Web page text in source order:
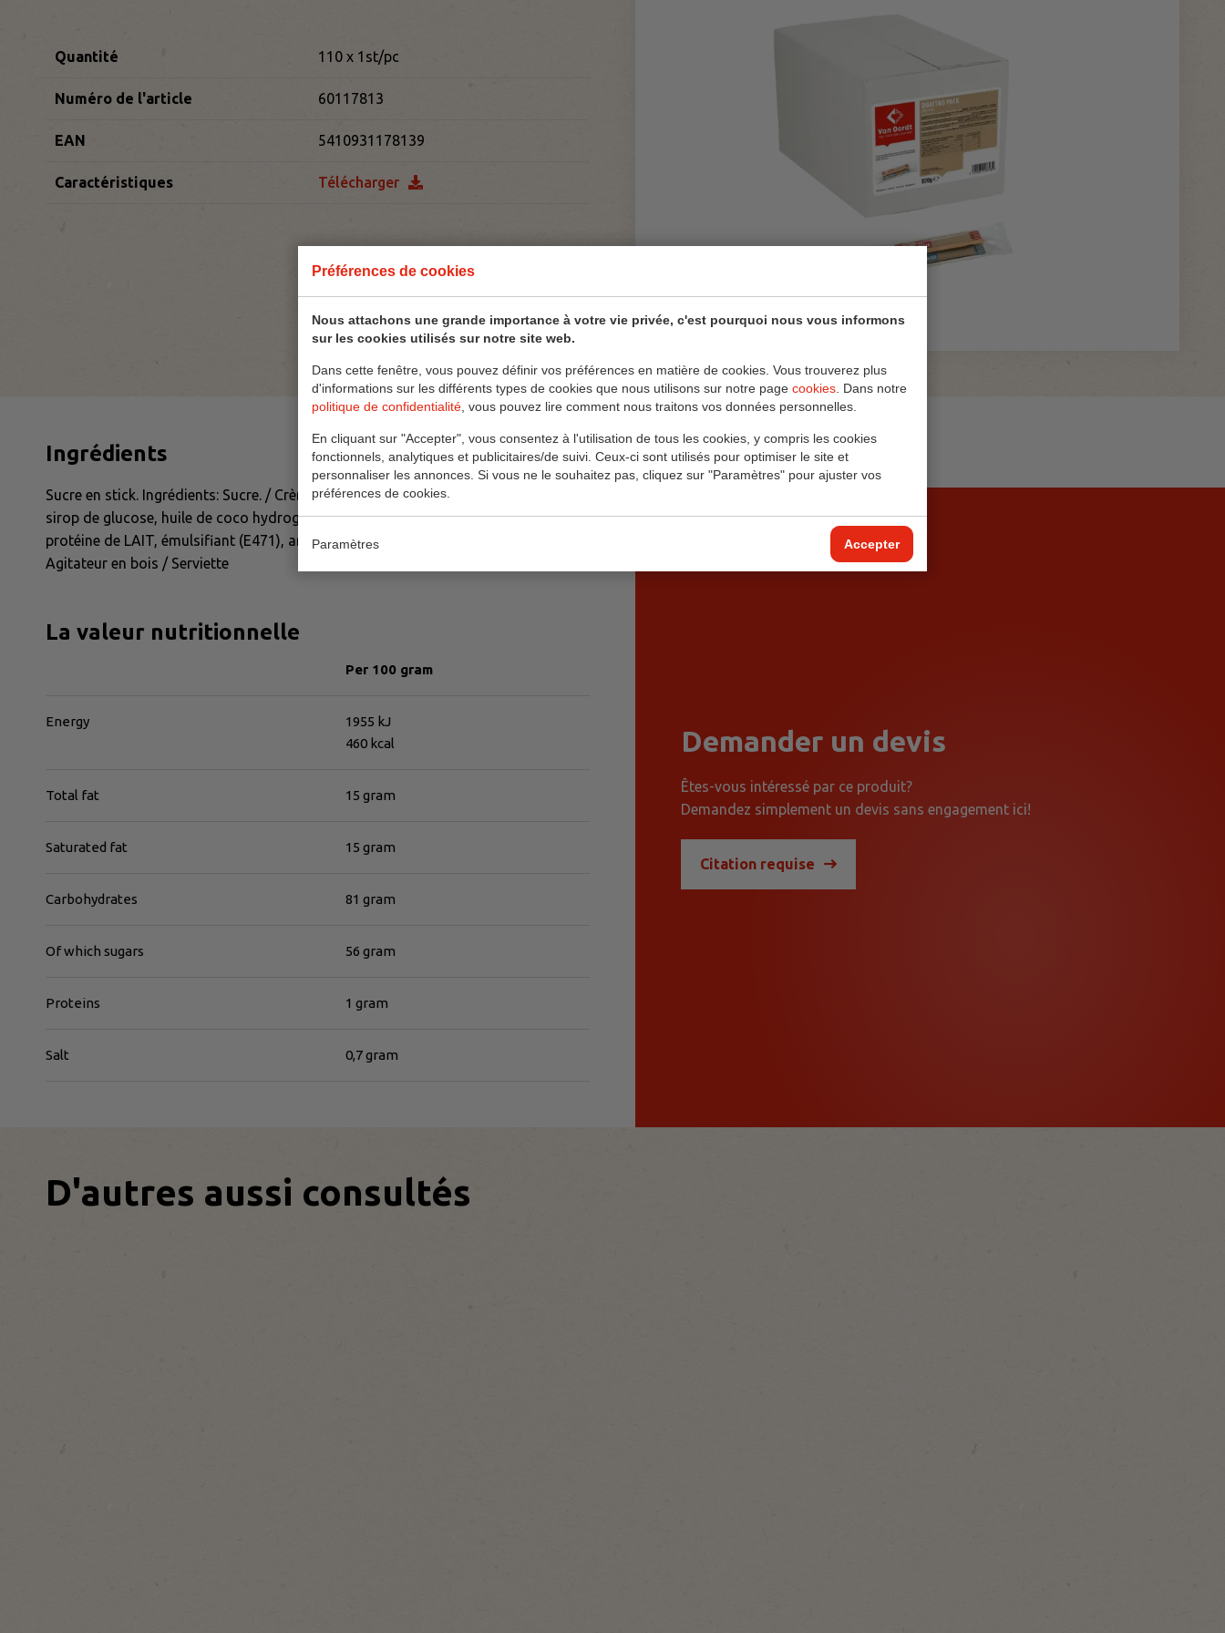
Préférences de cookies
Nous attachons une grande importance à votre vie privée, c'est pourquoi nous vous informons
sur les cookies utilisés sur notre site web.
Dans cette fenêtre, vous pouvez définir vos préférences en matière de cookies. Vous trouverez plus
d'informations sur les différents types de cookies que nous utilisons sur notre page cookies . Dans notre
politique de confidentialité , vous pouvez lire comment nous traitons vos données personnelles.
En cliquant sur "Accepter", vous consentez à l'utilisation de tous les cookies, y compris les cookies
fonctionnels, analytiques et publicitaires/de suivi. Ceux-ci sont utilisés pour optimiser le site et
personnaliser les annonces. Si vous ne le souhaitez pas, cliquez sur "Paramètres" pour ajuster vos
préférences de cookies.
Paramètres Accepter
Quantité 110 x 1st/pc
Numéro de l'article 60117813
EAN 5410931178139
Caractéristiques Télécharger
Ingrédients
Sucre en stick. Ingrédients: Sucre. / Crème à café en poudre en stick. Ingrédients:
sirop de glucose, huile de coco hydrogénée entier, stabilisants (E340, E452),
protéine de LAIT, émulsifiant (E471), antiagglomérant (E551), colorant (E160a). /
Agitateur en bois / Serviette
La valeur nutritionnelle
Per 100 gram
Energy
1955 kJ
460 kcal
Total fat 15 gram
Saturated fat 15 gram
Carbohydrates 81 gram
Of which sugars 56 gram
Proteins 1 gram
Salt 0,7 gram
Demander un devis
Êtes-vous intéressé par ce produit?
Demandez simplement un devis sans engagement ici!
Citation requise
D'autres aussi consultés